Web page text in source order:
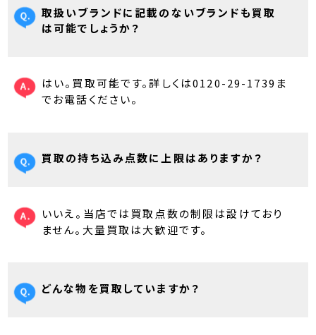
取扱いブランドに記載のないブランドも買取
は可能でしょうか？
はい。買取可能です。詳しくは0120-29-1739ま
でお電話ください。
買取の持ち込み点数に上限はありますか？
いいえ。当店では買取点数の制限は設けており
ません。大量買取は大歓迎です。
どんな物を買取していますか？